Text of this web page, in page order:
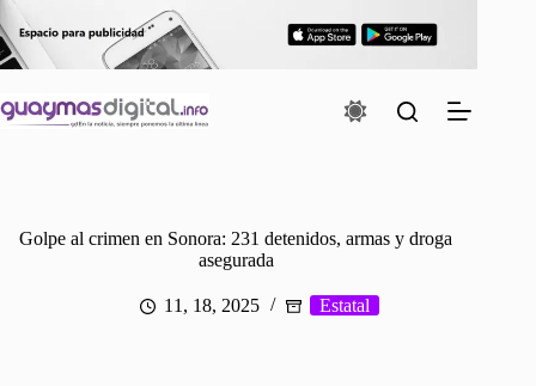
al
contenido
Golpe al crimen en Sonora: 231 detenidos, armas y droga
asegurada
11, 18, 2025 Estatal